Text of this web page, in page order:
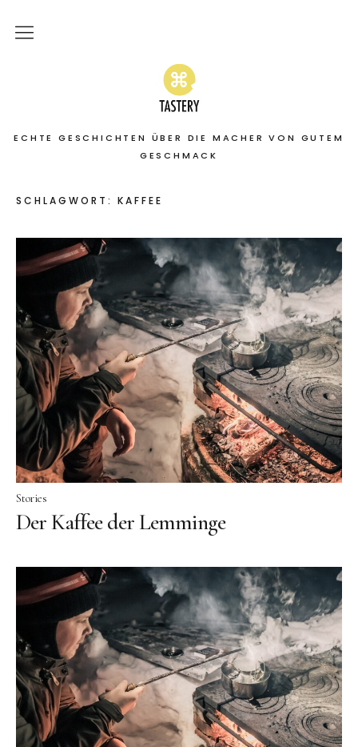
ECHTE GESCHICHTEN ÜBER DIE MACHER VON GUTEM
GESCHMACK
Home
Stories
On the road
Featured
About
Services | Leistungen
Facebook Instagram
SCHLAGWORT: KAFFEE
Stories
Der Kaffee der Lemminge